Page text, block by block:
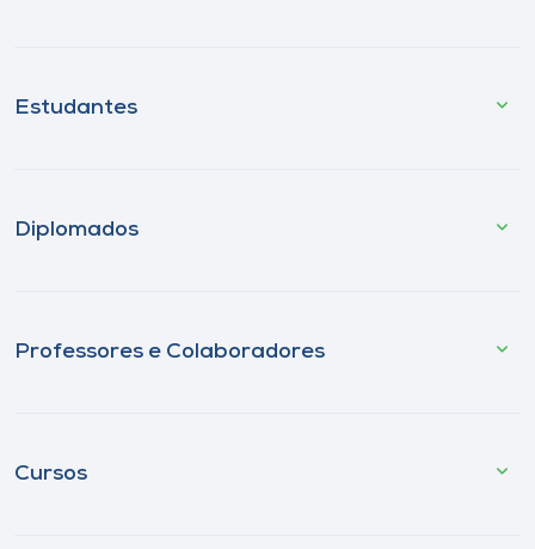
Estudantes
Diplomados
Professores e Colaboradores
Cursos